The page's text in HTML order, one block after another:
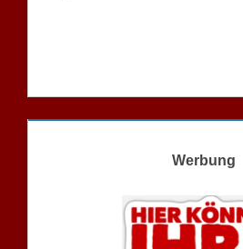
Werbung